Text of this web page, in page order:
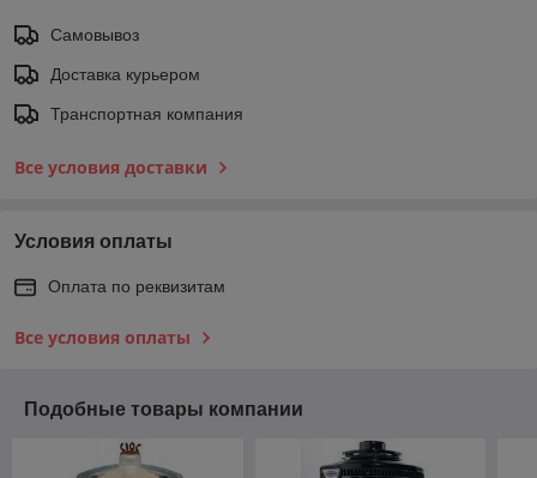
Самовывоз
Доставка курьером
Транспортная компания
Все условия доставки
Условия оплаты
Оплата по реквизитам
Все условия оплаты
Подобные товары компании